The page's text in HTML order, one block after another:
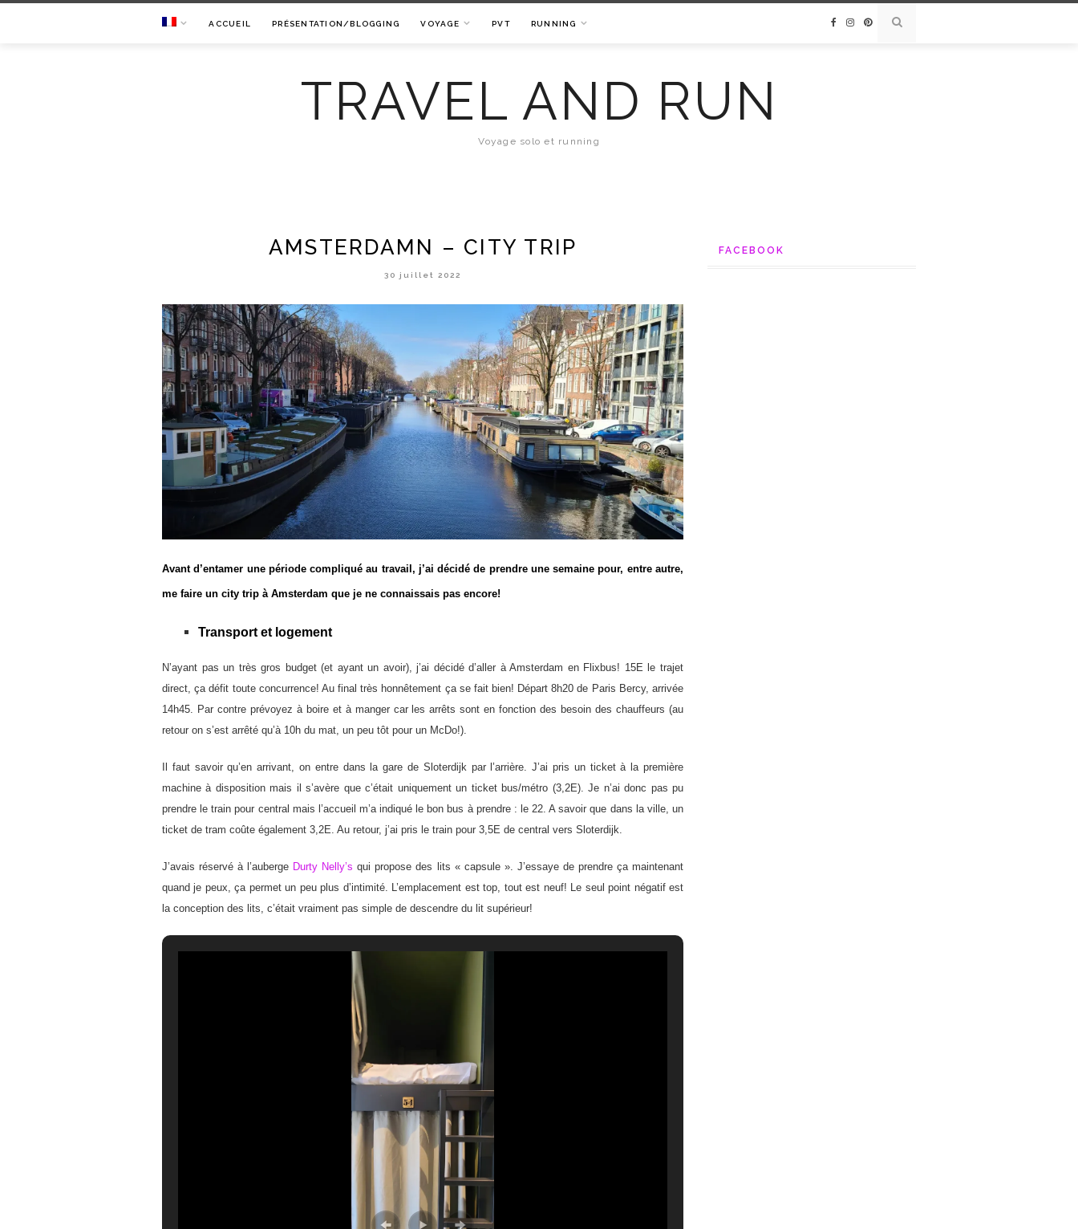
ACCUEIL PRÉSENTATION/BLOGGING VOYAGE PVT RUNNING
TRAVEL AND RUN
Voyage solo et running
AMSTERDAMN – CITY TRIP
30 juillet 2022
Avant d’entamer une période compliqué au travail, j’ai décidé de prendre une semaine pour, entre autre,
me faire un city trip à Amsterdam que je ne connaissais pas encore!
Transport et logement
N’ayant pas un très gros budget (et ayant un avoir), j’ai décidé d’aller à Amsterdam en Flixbus! 15E le trajet
direct, ça défit toute concurrence! Au final très honnêtement ça se fait bien! Départ 8h20 de Paris Bercy, arrivée
14h45. Par contre prévoyez à boire et à manger car les arrêts sont en fonction des besoin des chauffeurs (au
retour on s’est arrêté qu’à 10h du mat, un peu tôt pour un McDo!).
Il faut savoir qu’en arrivant, on entre dans la gare de Sloterdijk par l’arrière. J’ai pris un ticket à la première
machine à disposition mais il s’avère que c’était uniquement un ticket bus/métro (3,2E). Je n’ai donc pas pu
prendre le train pour central mais l’accueil m’a indiqué le bon bus à prendre : le 22. A savoir que dans la ville, un
ticket de tram coûte également 3,2E. Au retour, j’ai pris le train pour 3,5E de central vers Sloterdijk.
J’avais réservé à l’auberge Durty Nelly’s qui propose des lits « capsule ». J’essaye de prendre ça maintenant
quand je peux, ça permet un peu plus d’intimité. L’emplacement est top, tout est neuf! Le seul point négatif est
la conception des lits, c’était vraiment pas simple de descendre du lit supérieur!
FACEBOOK